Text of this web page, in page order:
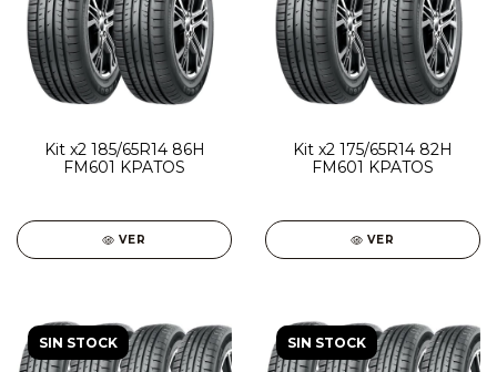
Kit x2 185/65R14 86H
FM601 KPATOS
VER
Kit x2 175/65R14 82H
FM601 KPATOS
VER
SIN STOCK SIN STOCK